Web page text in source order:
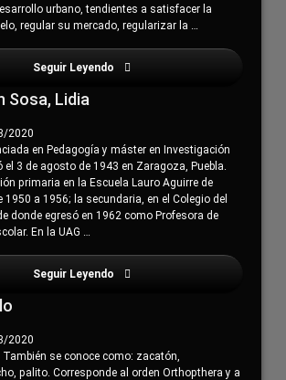
urbano, tendientes a satisfacer la
regular su mercado, regularizar la …
Seguir Leyendo Electrificación
Sosa, Lidia
2020
en Pedagogía y máster en Investigación
el 3 de agosto de 1943 en Zaragoza, Puebla.
primaria en la Escuela Lauro Aguirre de
1950 a 1956; la secundaria, en el Colegio del
donde egresó en 1962 como Profesora de
En la UAG …
Seguir Leyendo Electrificación
2020
se conoce como: zacatón,
palito. Corresponde al orden Orthopthera y a